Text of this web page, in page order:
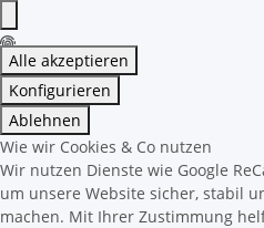
Alle akzeptieren
Konfigurieren
Ablehnen
Wie wir Cookies & Co nutzen
Wir nutzen Dienste wie Google
um unsere Website sicher, stabil
machen. Mit Ihrer Zustimmung